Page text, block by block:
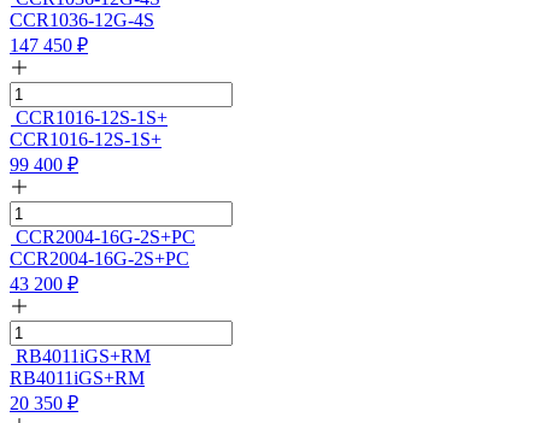
CCR1036-12G-4S
147 450 ₽
CCR1016-12S-1S+
CCR1016-12S-1S+
99 400 ₽
CCR2004-16G-2S+PC
CCR2004-16G-2S+PC
43 200 ₽
RB4011iGS+RM
RB4011iGS+RM
20 350 ₽